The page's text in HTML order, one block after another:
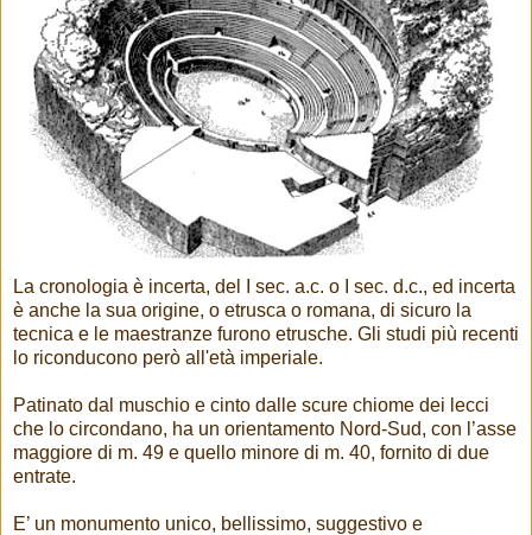
La cronologia è incerta, del I sec. a.c. o I sec. d.c., ed incerta
è anche la sua origine, o etrusca o romana, di sicuro la
tecnica e le maestranze furono etrusche. Gli studi più recenti
lo riconducono però all'età imperiale.
Patinato dal muschio e cinto dalle scure chiome dei lecci
che lo circondano, ha un orientamento Nord-Sud, con l’asse
maggiore di m. 49 e quello minore di m. 40, fornito di due
entrate.
E’ un monumento unico, bellissimo, suggestivo e